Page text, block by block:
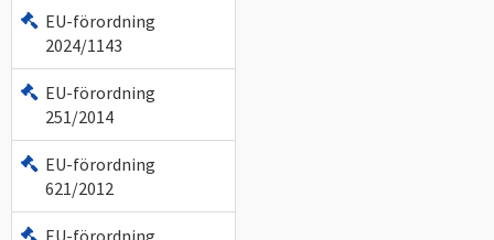
EU-förordning
2024/1143
EU-förordning
251/2014
EU-förordning
621/2012
EU-förordning